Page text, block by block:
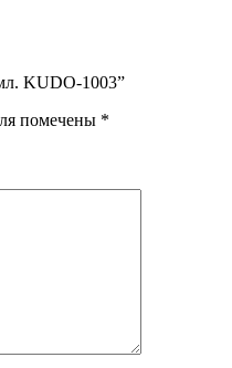
KUDO-1003”
помечены *